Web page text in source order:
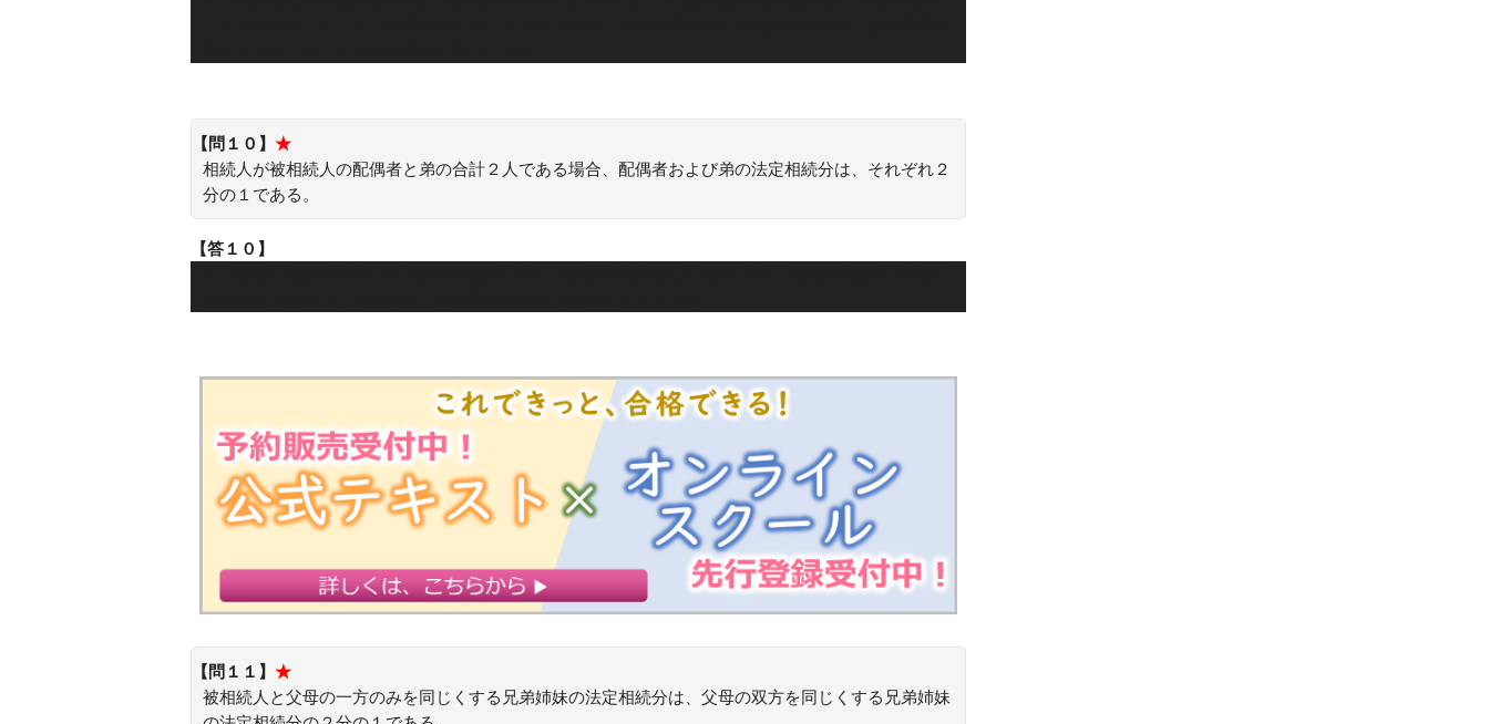
【問１０】 ★
相続人が被相続人の配偶者と弟の合計２人である場合、配偶者および弟の法定相続分は、それぞれ２
分の１である。
【答１０】
【問１１】 ★
被相続人と父母の一方のみを同じくする兄弟姉妹の法定相続分は、父母の双方を同じくする兄弟姉妹